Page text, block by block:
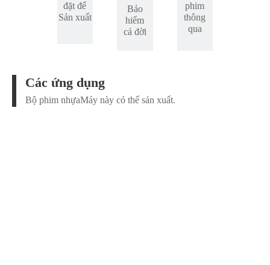
đặt để
Sản xuất
Bảo
hiểm
cả đời
phim
thông
qua
Các ứng dụng
Bộ phim nhựaMáy này có thể sản xuất.